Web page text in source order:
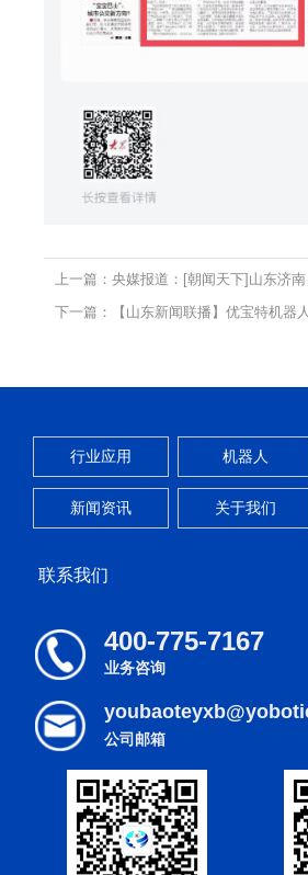
行业应用 机器人
新闻资讯 关于我们
联系我们
400-775-7167
业务咨询
公司邮箱